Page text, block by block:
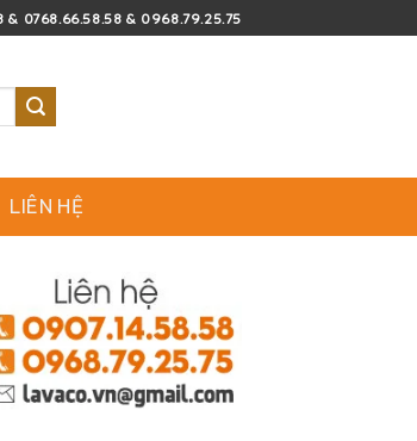
& 0768.66.58.58 & 0968.79.25.75
LIÊN HỆ